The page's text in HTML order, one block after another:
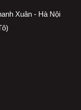
Xuân - Hà Nội